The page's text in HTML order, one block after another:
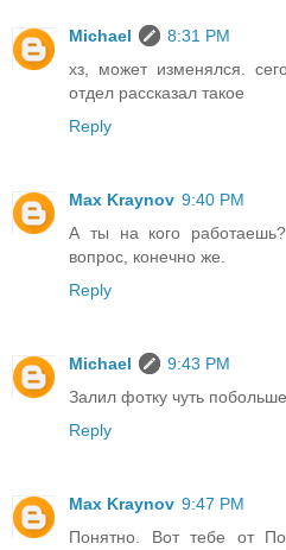
Michael
8:31 PM
хз, может изменялся.
отдел рассказал такое
Reply
Max Kraynov 9:40 PM
А ты на кого
вопрос, конечно же.
Reply
Michael
9:43 PM
Залил фотку чуть
Reply
Max Kraynov 9:47 PM
Понятно. Вот тебе от